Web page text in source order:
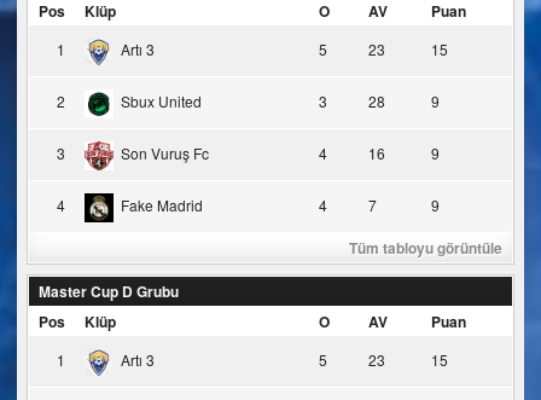
Pos Klüp O AV Puan
1 Artı 3 5 23 15
2 Sbux United 3 28 9
3 Son Vuruş Fc 4 16 9
4 Fake Madrid 4 7 9
Tüm tabloyu görüntüle
Master Cup D Grubu
Pos
Klüp O AV Puan
1 Artı 3 5 23 15